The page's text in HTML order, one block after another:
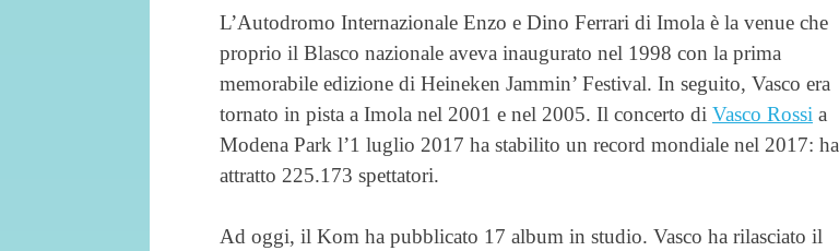
L’Autodromo Internazionale Enzo e Dino Ferrari di Imola è la venue che
proprio il Blasco nazionale aveva inaugurato nel 1998 con la prima
memorabile edizione di Heineken Jammin’ Festival. In seguito, Vasco era
tornato in pista a Imola nel 2001 e nel 2005. Il concerto di Vasco Rossi a
Modena Park l’1 luglio 2017 ha stabilito un record mondiale nel 2017: ha
attratto 225.173 spettatori.
Ad oggi, il Kom ha pubblicato 17 album in studio. Vasco ha rilasciato il